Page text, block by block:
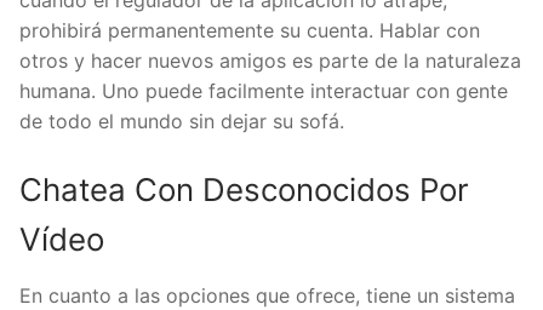
prohibirá permanentemente su cuenta. Hablar con
otros y hacer nuevos amigos es parte de la naturaleza
humana. Uno puede facilmente interactuar con gente
de todo el mundo sin dejar su sofá.
Chatea Con Desconocidos Por
Vídeo
En cuanto a las opciones que ofrece, tiene un sistema